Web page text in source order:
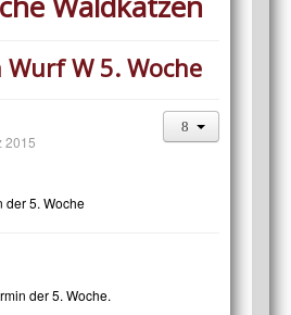
W 5. Woche
2015
der 5. Woche
der 5. Woche.